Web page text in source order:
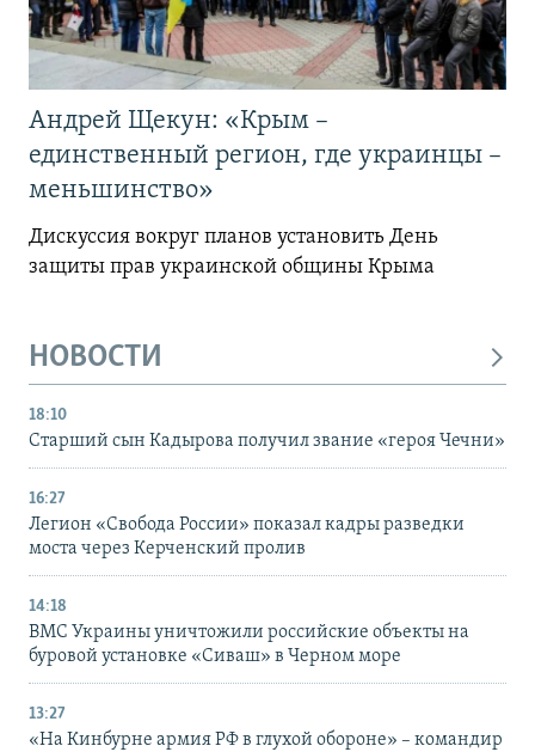
Андрей Щекун: «Крым –
единственный регион, где украинцы –
меньшинство»
Дискуссия вокруг планов установить День
защиты прав украинской общины Крыма
НОВОСТИ
18:10
Старший сын Кадырова получил звание «героя Чечни»
16:27
Легион «Свобода России» показал кадры разведки
моста через Керченский пролив
14:18
ВМС Украины уничтожили российские объекты на
буровой установке «Сиваш» в Черном море
13:27
«На Кинбурне армия РФ в глухой обороне» – командир